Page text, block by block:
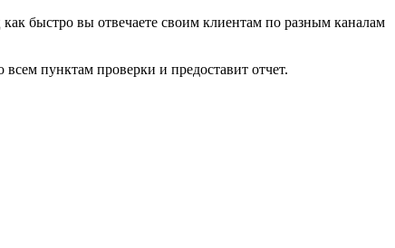
быстро вы отвечаете своим клиентам по разным каналам
пунктам проверки и предоставит отчет.